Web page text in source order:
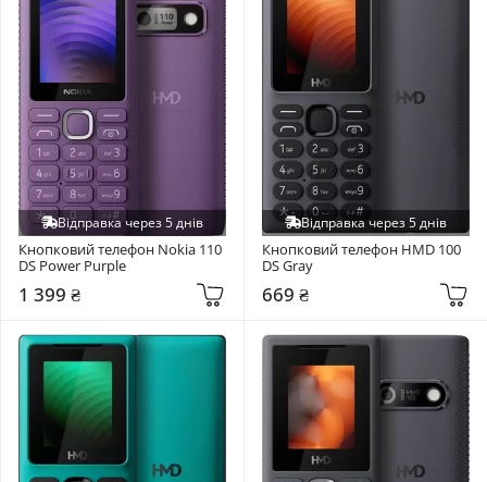
Відправка через 5 днів
Кнопковий телефон Nokia 110
DS Power Purple
1 399 ₴
Відправка через 5 днів
Кнопковий телефон HMD 100
DS Gray
669 ₴